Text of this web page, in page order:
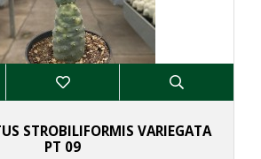
STROBILIFORMIS VARIEGATA
PT 09